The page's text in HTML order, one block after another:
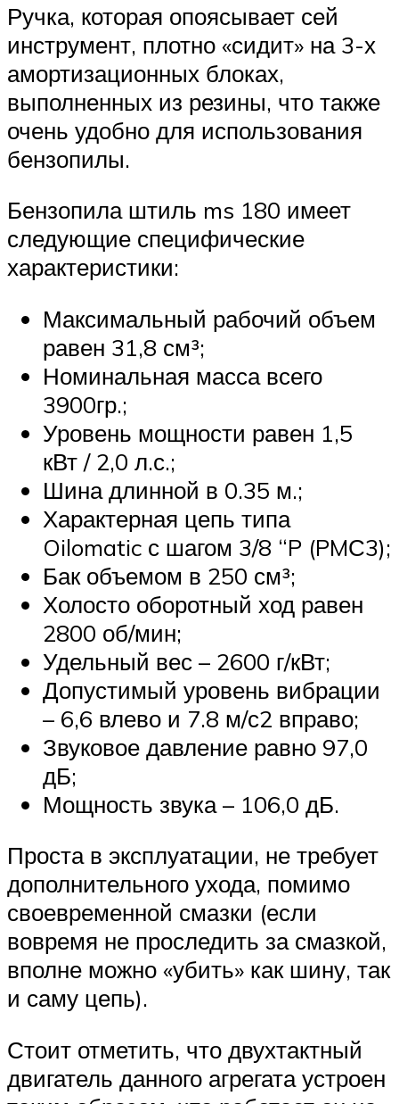
Ручка, которая опоясывает сей
инструмент, плотно «сидит» на 3-х
амортизационных блоках,
выполненных из резины, что также
очень удобно для использования
бензопилы.
Бензопила штиль ms 180 имеет
следующие специфические
характеристики:
Максимальный рабочий объем
равен 31,8 см³;
Номинальная масса всего
3900гр.;
Уровень мощности равен 1,5
кВт / 2,0 л.с.;
Шина длинной в 0.35 м.;
Характерная цепь типа
Oilomatic с шагом 3/8 “P (PMС3);
Бак объемом в 250 см³;
Холосто оборотный ход равен
2800 об/мин;
Удельный вес – 2600 г/кВт;
Допустимый уровень вибрации
– 6,6 влево и 7.8 м/с2 вправо;
Звуковое давление равно 97,0
дБ;
Мощность звука – 106,0 дБ.
Проста в эксплуатации, не требует
дополнительного ухода, помимо
своевременной смазки (если
вовремя не проследить за смазкой,
вполне можно «убить» как шину, так
и саму цепь).
Стоит отметить, что двухтактный
двигатель данного агрегата устроен